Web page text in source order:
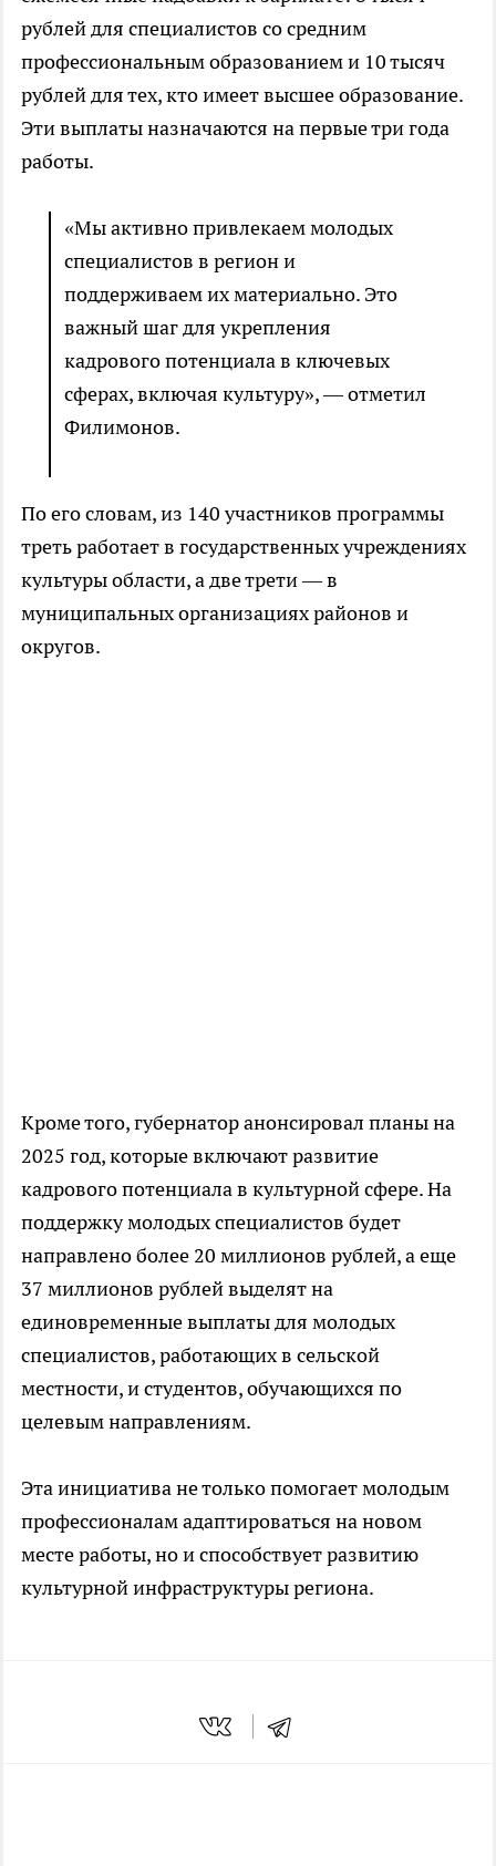
рублей для специалистов со средним
профессиональным образованием и 10 тысяч
рублей для тех, кто имеет высшее образование.
Эти выплаты назначаются на первые три года
работы.
«Мы активно привлекаем молодых
специалистов в регион и
поддерживаем их материально. Это
важный шаг для укрепления
кадрового потенциала в ключевых
сферах, включая культуру», — отметил
Филимонов.
По его словам, из 140 участников программы
треть работает в государственных учреждениях
культуры области, а две трети — в
муниципальных организациях районов и
округов.
Кроме того, губернатор анонсировал планы на
2025 год, которые включают развитие
кадрового потенциала в культурной сфере. На
поддержку молодых специалистов будет
направлено более 20 миллионов рублей, а еще
37 миллионов рублей выделят на
единовременные выплаты для молодых
специалистов, работающих в сельской
местности, и студентов, обучающихся по
целевым направлениям.
Эта инициатива не только помогает молодым
профессионалам адаптироваться на новом
месте работы, но и способствует развитию
культурной инфраструктуры региона.